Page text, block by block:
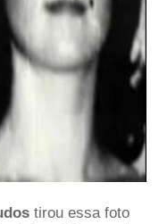
tirou essa foto